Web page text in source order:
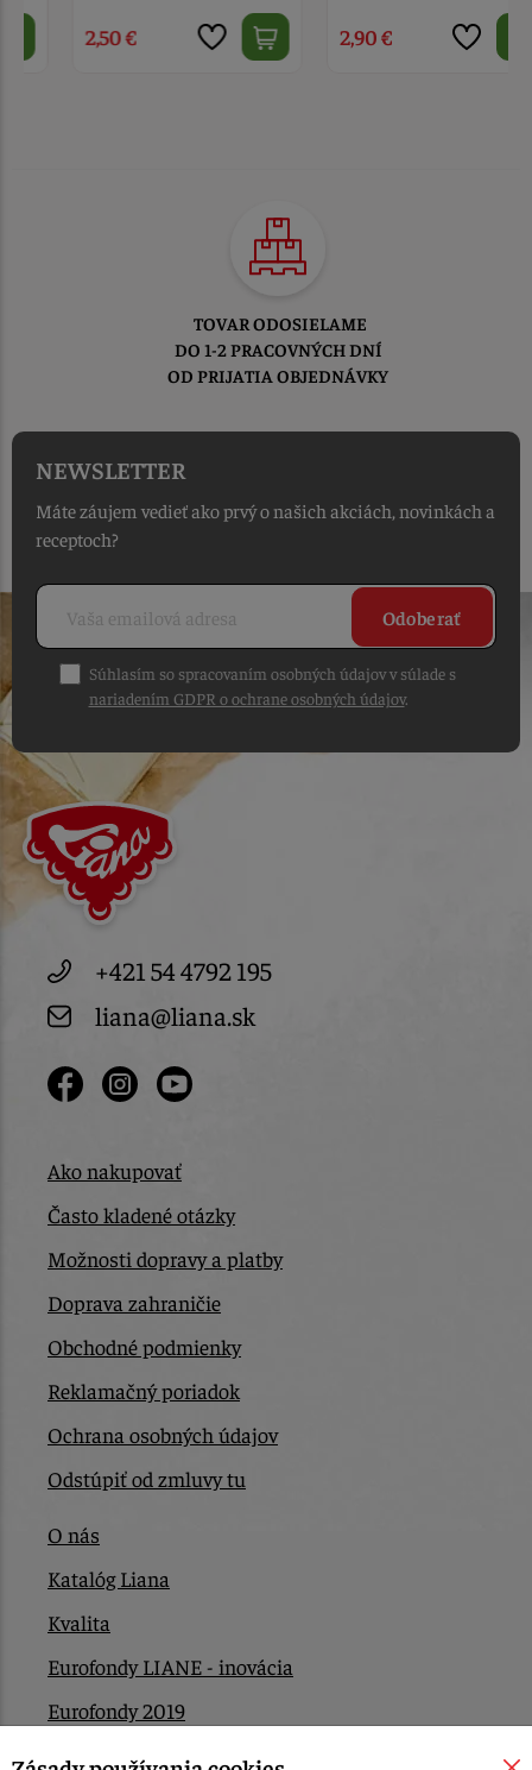
2,50 € 2,90 €
TOVAR ODOSIELAME
DO 1-2 PRACOVNÝCH DNÍ
OD PRIJATIA OBJEDNÁVKY
NEWSLETTER
Máte záujem vedieť ako prvý o našich akciách, novinkách a
receptoch?
Odoberať
Súhlasím so spracovaním osobných údajov v súlade s
nariadením GDPR o ochrane osobných údajov.
+421 54 4792 195
liana@liana.sk
Ako nakupovať
Často kladené otázky
Možnosti dopravy a platby
Doprava zahraničie
Obchodné podmienky
Reklamačný poriadok
Ochrana osobných údajov
Odstúpiť od zmluvy tu
O nás
Katalóg Liana
Kvalita
Eurofondy LIANE - inovácia
Eurofondy 2019
Eurofondy 2022/2023